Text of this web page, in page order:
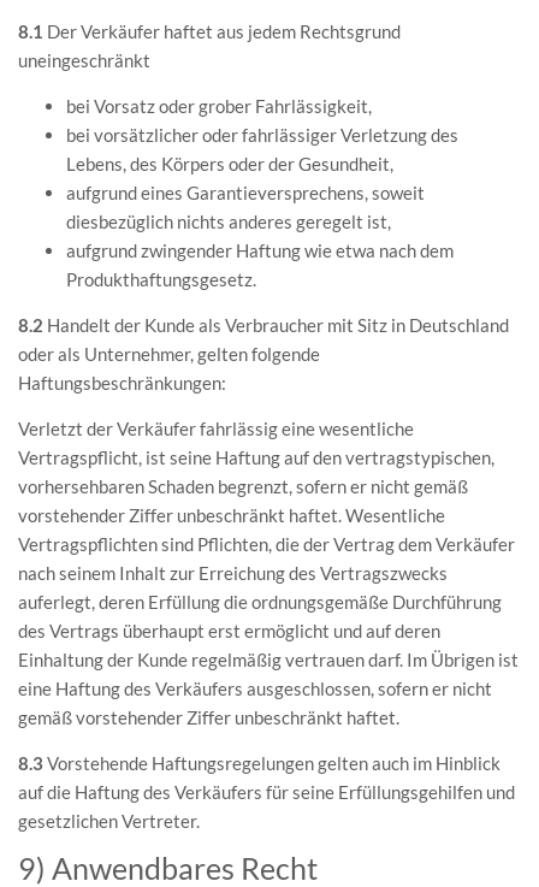
8.1 Der Verkäufer haftet aus jedem Rechtsgrund
uneingeschränkt
bei Vorsatz oder grober Fahrlässigkeit,
bei vorsätzlicher oder fahrlässiger Verletzung des
Lebens, des Körpers oder der Gesundheit,
aufgrund eines Garantieversprechens, soweit
diesbezüglich nichts anderes geregelt ist,
aufgrund zwingender Haftung wie etwa nach dem
Produkthaftungsgesetz.
8.2 Handelt der Kunde als Verbraucher mit Sitz in Deutschland
oder als Unternehmer, gelten folgende
Haftungsbeschränkungen:
Verletzt der Verkäufer fahrlässig eine wesentliche
Vertragspflicht, ist seine Haftung auf den vertragstypischen,
vorhersehbaren Schaden begrenzt, sofern er nicht gemäß
vorstehender Ziffer unbeschränkt haftet. Wesentliche
Vertragspflichten sind Pflichten, die der Vertrag dem Verkäufer
nach seinem Inhalt zur Erreichung des Vertragszwecks
auferlegt, deren Erfüllung die ordnungsgemäße Durchführung
des Vertrags überhaupt erst ermöglicht und auf deren
Einhaltung der Kunde regelmäßig vertrauen darf. Im Übrigen ist
eine Haftung des Verkäufers ausgeschlossen, sofern er nicht
gemäß vorstehender Ziffer unbeschränkt haftet.
8.3 Vorstehende Haftungsregelungen gelten auch im Hinblick
auf die Haftung des Verkäufers für seine Erfüllungsgehilfen und
gesetzlichen Vertreter.
9) Anwendbares Recht